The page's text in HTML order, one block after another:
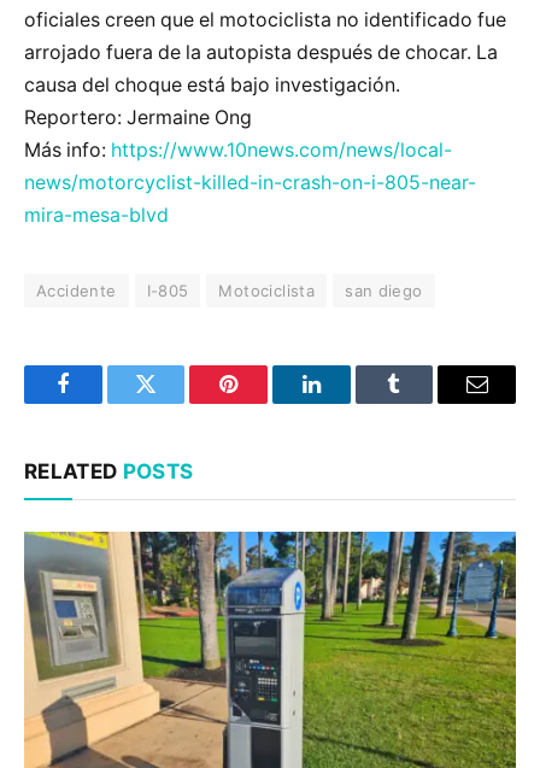
oficiales creen que el motociclista no identificado fue
arrojado fuera de la autopista después de chocar. La
causa del choque está bajo investigación.
Reportero: Jermaine Ong
Más info: https://www.10news.com/news/local-
news/motorcyclist-killed-in-crash-on-i-805-near-
mira-mesa-blvd
Accidente I-805 Motociclista san diego
FacebookTwitter Pinterest LinkedInTumblr Email
RELATED POSTS